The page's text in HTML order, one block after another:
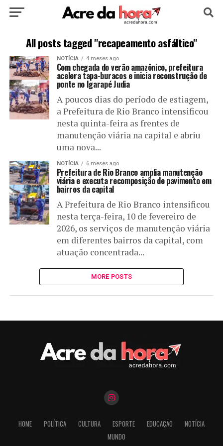
HOME POLÍTICA ESPORTE
EDUCAÇÃO NOTÍCIA MUNDO
All posts tagged "recapeamento asfáltico"
NOTÍCIA 4 meses ago
Com chegada do verão amazônico, prefeitura
acelera tapa-buracos e inicia reconstrução de
ponte no Igarapé Judia
A poucos dias do período de estiagem,
a Prefeitura de Rio Branco intensificou
nesta quinta-feira as frentes de
manutenção viária na capital e abriu
uma nova...
NOTÍCIA 6 meses ago
Prefeitura de Rio Branco amplia manutenção
viária e executa recomposição de pavimento em
bairros da capital
A Prefeitura de Rio Branco intensificou
nesta terça-feira, 10 de fevereiro de
2026, os serviços de manutenção viária
em diferentes bairros da capital, com
atuação concentrada...
MORE POSTS
HOME POLÍTICA CULTURA ESPORTE EDUCAÇÃO
NOTÍCIA
MUNDO